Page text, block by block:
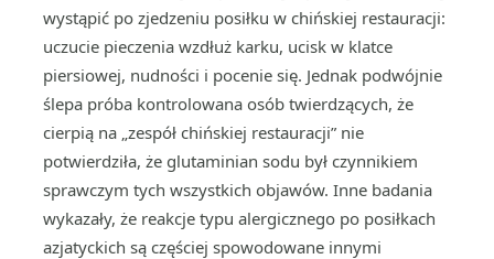
wystąpić po zjedzeniu posiłku w chińskiej restauracji:
uczucie pieczenia wzdłuż karku, ucisk w klatce
piersiowej, nudności i pocenie się. Jednak podwójnie
ślepa próba kontrolowana osób twierdzących, że
cierpią na „zespół chińskiej restauracji” nie
potwierdziła, że glutaminian sodu był czynnikiem
sprawczym tych wszystkich objawów. Inne badania
wykazały, że reakcje typu alergicznego po posiłkach
azjatyckich są częściej spowodowane innymi